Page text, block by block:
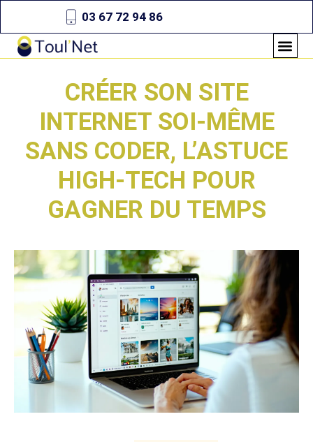
03 67 72 94 86
CRÉER SON SITE
INTERNET SOI-MÊME
SANS CODER, L’ASTUCE
HIGH-TECH POUR
GAGNER DU TEMPS